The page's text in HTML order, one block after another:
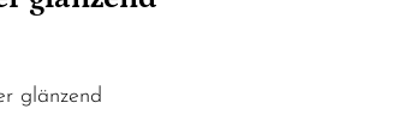
glänzend